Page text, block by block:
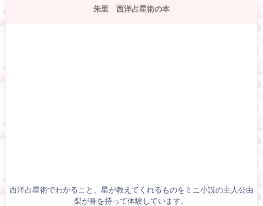
朱里 西洋占星術の本
西洋占星術でわかること、星が教えてくれるものをミニ小説の主人公由
梨が身を持って体験しています。